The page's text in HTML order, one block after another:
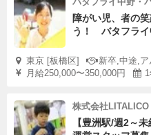
障がい児、者の
う！ バタフラ
東京 [板橋区]
新卒,中途,ア
月給250,000〜350,000円
株式会社LITALICO
【豊洲駅/週2～